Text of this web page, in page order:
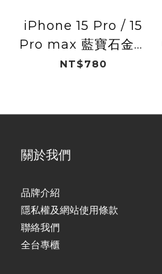
iPhone 15 Pro / 15
Pro max 藍寶石金屬
框鏡頭保護貼
NT$780
關於我們
品牌介紹
隱私權及網站使用條款
聯絡我們
全台專櫃